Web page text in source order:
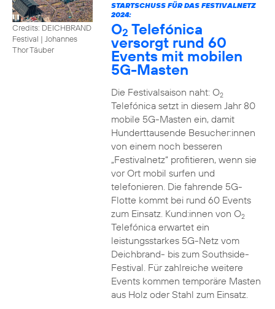
Credits: DEICHBRAND
Festival | Johannes
Thor Täuber
STARTSCHUSS FÜR DAS FESTIVALNETZ
2024:
O2 Telefónica
versorgt rund 60
Events mit mobilen
5G-Masten
Die Festivalsaison naht: O2
Telefónica setzt in diesem Jahr 80
mobile 5G-Masten ein, damit
Hunderttausende Besucher:innen
von einem noch besseren
„Festivalnetz“ profitieren, wenn sie
vor Ort mobil surfen und
telefonieren. Die fahrende 5G-
Flotte kommt bei rund 60 Events
zum Einsatz. Kund:innen von O2
Telefónica erwartet ein
leistungsstarkes 5G-Netz vom
Deichbrand- bis zum Southside-
Festival. Für zahlreiche weitere
Events kommen temporäre Masten
aus Holz oder Stahl zum Einsatz.